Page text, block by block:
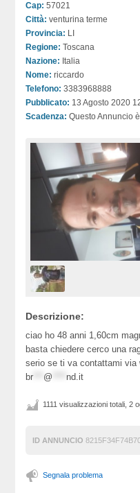
Cap: 57021
Città: venturina terme
Provincia: LI
Regione: Toscana
Nazione: Italia
Nome: riccardo
Telefono: 3383968888
Pubblicato: 13 Agosto 2020
Scadenza: Questo Annuncio
Descrizione:
ciao ho 48 anni 1,60cm
basta chiedere cerco una
serio se ti va contattami via
br*** @ nd.it
1111 visualizzazioni totali, 2
ID ANNUNCIO
Segnala problema